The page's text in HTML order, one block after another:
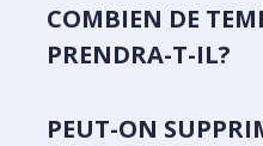
COMBIEN DE
PRENDRA-T-IL?
PEUT-ON